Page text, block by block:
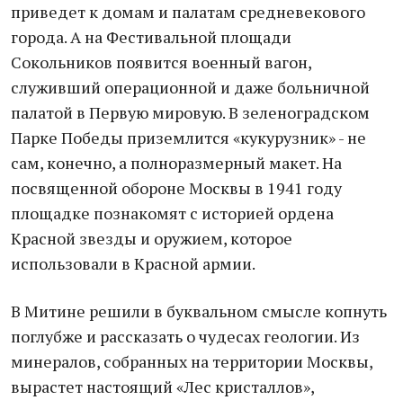
приведет к домам и палатам средневекового
города. А на Фестивальной площади
Сокольников появится военный вагон,
служивший операционной и даже больничной
палатой в Первую мировую. В зеленоградском
Парке Победы приземлится «кукурузник» - не
сам, конечно, а полноразмерный макет. На
посвященной обороне Москвы в 1941 году
площадке познакомят с историей ордена
Красной звезды и оружием, которое
использовали в Красной армии.
В Митине решили в буквальном смысле копнуть
поглубже и рассказать о чудесах геологии. Из
минералов, собранных на территории Москвы,
вырастет настоящий «Лес кристаллов»,